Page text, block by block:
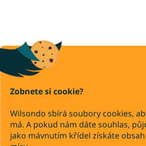
Zobnete si cookie?
Wilsondo sbírá soubory cookies,
má. A pokud nám dáte souhlas,
jako mávnutím křídel získáte